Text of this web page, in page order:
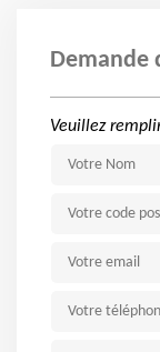
Demande
Veuillez